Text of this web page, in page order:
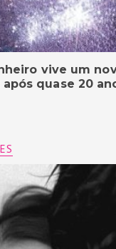
vive um
quase 20